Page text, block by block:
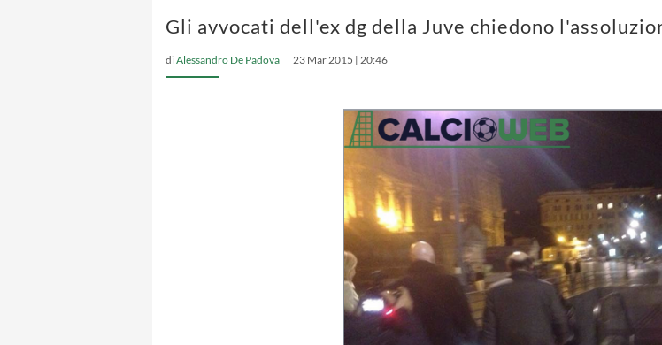
Gli avvocati dell'ex dg della Juve chiedono
diAlessandro De Padova 23 Mar 2015 | 20:46